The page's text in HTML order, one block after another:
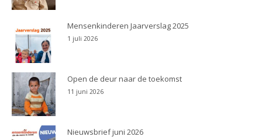
Mensenkinderen Jaarverslag 2025
1 juli 2026
Open de deur naar de toekomst
11 juni 2026
Nieuwsbrief juni 2026